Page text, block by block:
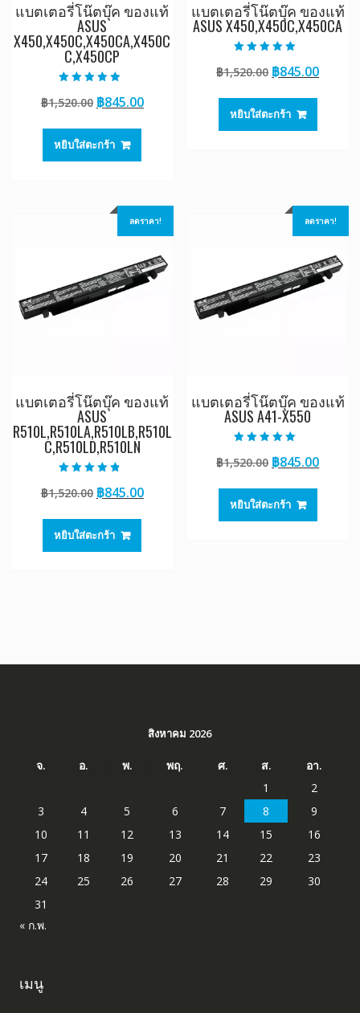
แบตเตอรี่โน๊ตบุ๊ค ของแท้
ASUS
X450,X450C,X450CA,X450C
C,X450CP
5.00
ตั้งแต่ 1-5
฿1,520.00 Original
was:
฿1,520.00.
฿845.00Current
หยิบใส่ตะกร้า
แบตเตอรี่โน๊ตบุ๊ค ของแท้
ASUS X450,X450C,X450CA
5.00
ตั้งแต่ 1-5
฿1,520.00 Original
was:
฿1,520.00.
฿845.00
หยิบใส่ตะกร้า
ลดราคา!
แบตเตอรี่โน๊ตบุ๊ค ของแท้
ASUS
R510L,R510LA,R510LB,R510L
C,R510LD,R510LN
4.50
ตั้งแต่ 1-5
฿1,520.00 Original
was:
฿1,520.00.
฿845.00Current
หยิบใส่ตะกร้า
ลดราคา!
แบตเตอรี่โน๊ตบุ๊ค ของแท้
ASUS A41-X550
5.00
ตั้งแต่ 1-5
฿1,520.00 Original
was:
฿1,520.00.
฿845.00
หยิบใส่ตะกร้า
สิงหาคม 2026
จ. อ. พ. พฤ. ศ. ส.
อา.
1
2
3
4 5 6 7 8
9
10
11 12 13 14 15
16
17
18 19 20 21 22
23
24
25 26 27 28 29
30
31
« ก.พ.
เมนู